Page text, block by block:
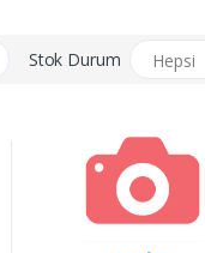
Stok Durum Hepsi